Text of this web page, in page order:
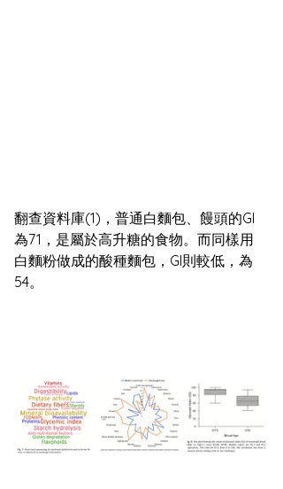
翻查資料庫(1)，普通白麵包、饅頭的GI
為71，是屬於高升糖的食物。而同樣用
白麵粉做成的酸種麵包，GI則較低，為
54。